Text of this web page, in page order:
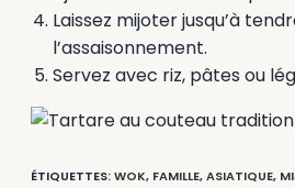
Laissez mijoter jusqu’à
l’assaisonnement.
Servez avec riz, pâtes ou
ÉTIQUETTES:WOK, FAMILLE,ASIATIQUE,